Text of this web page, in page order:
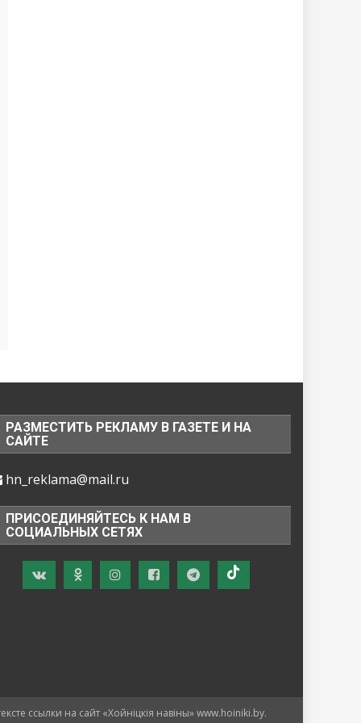
РАЗМЕСТИТЬ РЕКЛАМУ В ГАЗЕТЕ И НА
САЙТЕ
hn_reklama@mail.ru
ПРИСОЕДИНЯЙТЕСЬ К НАМ В
СОЦИАЛЬНЫХ СЕТЯХ
ссылки на сайт «Хойнiцкiя навiны» www.hoiniki.by.